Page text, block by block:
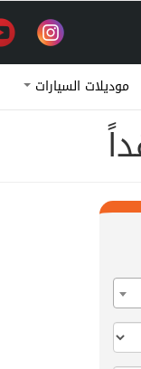
موديلات السيارات